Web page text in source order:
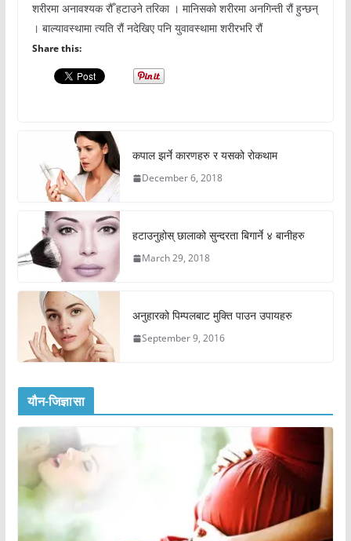
शरीरमा अनावश्यक रौँ हटाउने तरिका । मानिसको शरीरमा अनगिन्ती रौं हुन्छन्
। बाल्यावस्थामा त्यति रौं नदेखिए पनि युवावस्थामा शरीरभरि रौं
Share this:
कपाल झर्ने कारणहरु र यसको रोकथाम
December 6, 2018
हटाउनुहोस् छालाको सुन्दरता बिगार्ने ४ बानीहरु
March 29, 2018
अनुहारको पिम्पलबाट मुक्ति पाउन उपायहरु
September 9, 2016
यौन-जिज्ञासा